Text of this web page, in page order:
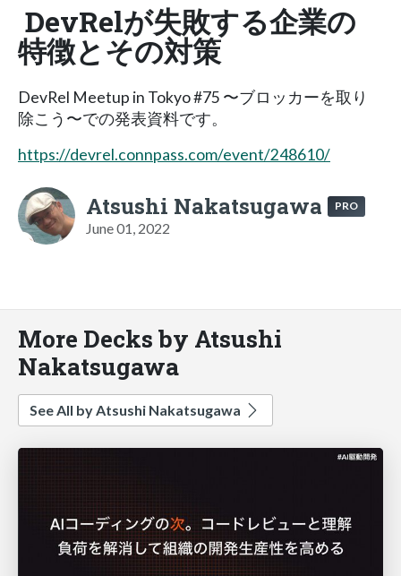
DevRelが失敗する企業の
特徴とその対策
DevRel Meetup in Tokyo #75 〜ブロッカーを取り
除こう〜での発表資料です。
https://devrel.connpass.com/event/248610/
Atsushi Nakatsugawa PRO
June 01, 2022
More Decks by Atsushi
Nakatsugawa
See All by Atsushi Nakatsugawa